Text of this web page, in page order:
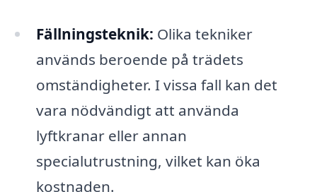
Fällningsteknik: Olika tekniker
används beroende på trädets
omständigheter. I vissa fall kan det
vara nödvändigt att använda
lyftkranar eller annan
specialutrustning, vilket kan öka
kostnaden.